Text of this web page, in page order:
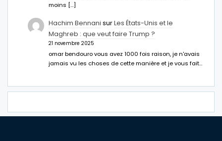
moins […]
Hachim Bennani surLes États-Unis et le
Maghreb : que veut faire Trump ?
21 novembre 2025
omar bendouro vous avez 1000 fois raison, je n'avais
jamais vu les choses de cette manière et je vous fait…